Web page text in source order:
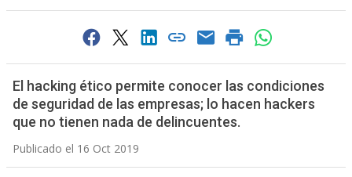
El hacking ético permite conocer las condiciones
de seguridad de las empresas; lo hacen hackers
que no tienen nada de delincuentes.
Publicado el 16 Oct 2019